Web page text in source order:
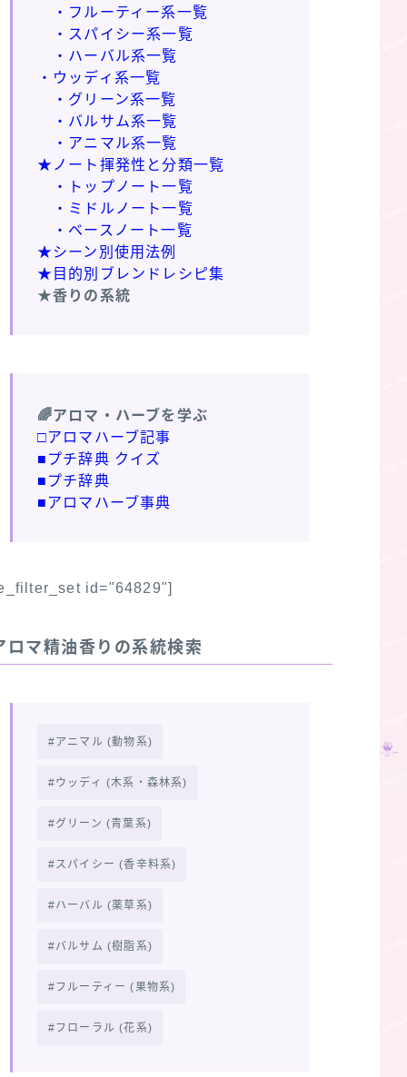
・フルーティー系一覧
・スパイシー系一覧
・ハーバル系一覧
・ウッディ系一覧
・グリーン系一覧
・バルサム系一覧
・アニマル系一覧
★ノート揮発性と分類一覧
・トップノート一覧
・ミドルノート一覧
・ベースノート一覧
★シーン別使用法例
★目的別ブレンドレシピ集
★香りの系統
🌈アロマ・ハーブを学ぶ
□アロマハーブ記事
■プチ辞典 クイズ
■プチ辞典
■アロマハーブ事典
id="64829"]
ロマ精油香りの系統検索
アニマル (動物系)
ウッディ (木系・森林系)
グリーン (青葉系)
スパイシー (香辛料系)
ハーバル (薬草系)
バルサム (樹脂系)
フルーティー (果物系)
フローラル (花系)